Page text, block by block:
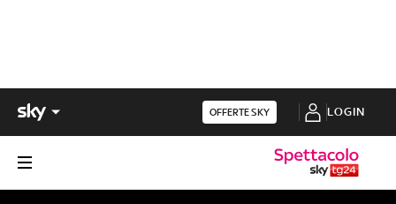
OFFERTE SKY LOGIN